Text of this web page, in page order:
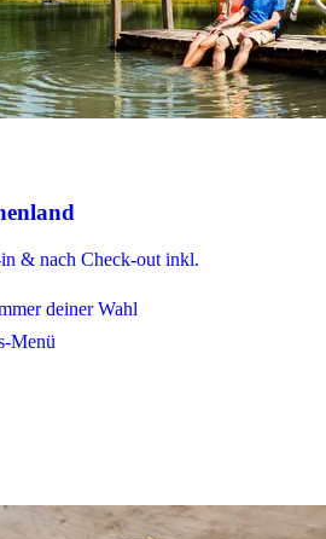
& nach Check-out inkl.
deiner Wahl
Menü